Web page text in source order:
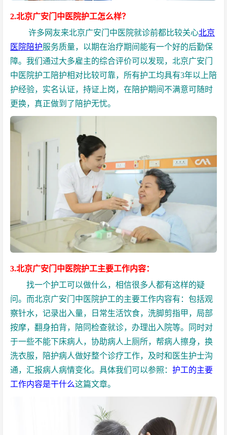
2.北京广安门中医院护工怎么样？
许多网友来北京广安门中医院就诊前都比较关心北京
医院陪护服务质量，以期在治疗期间能有一个好的后勤保
障。我们通过大多雇主的综合评价可以发现，北京广安门
中医院护工陪护相对比较可靠，所有护工均具有3年以上陪
护经验，实名认证，持证上岗，在陪护期间不满意可随时
更换，真正做到了陪护无忧。
3.北京广安门中医院护工主要工作内容：
找一个护工可以做什么，相信很多人都有这样的疑
问。而北京广安门中医院护工的主要工作内容有：包括观
察针水，记录出入量，日常生活饮食，洗脚剪指甲，局部
按摩，翻身拍背，陪同检查就诊，办理出入院等。同时对
于一些不能下床病人，协助病人上厕所，帮病人擦身，换
洗衣服，
陪护病人做好整个诊疗工作，及时和医生护士沟
通，汇报病人病情变化。具体我们可以参照： 护工的主要
工作内容是干什么这篇文章。